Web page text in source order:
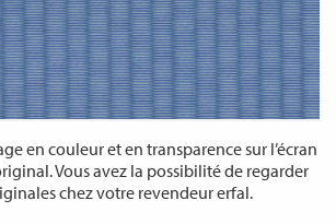
en couleur et en transparence sur l’écran
Vous avez la possibilité de regarder
chez votre revendeur erfal.